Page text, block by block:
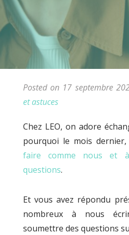
Posted on 17 septembre
et astuces
Chez LEO, on adore
pourquoi le mois dernier,
faire comme nous et
questions.
Et vous avez répondu
nombreux à nous
soumettre des questions